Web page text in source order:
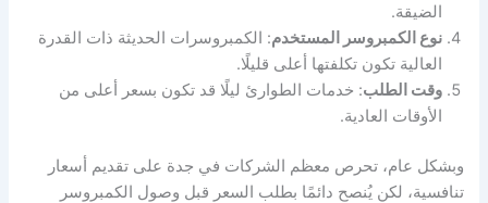
الضيقة.
نوع الكمبروسر المستخدم: الكمبروسرات الحديثة ذات القدرة
العالية تكون تكلفتها أعلى قليلًا.
وقت الطلب: خدمات الطوارئ ليلًا قد تكون بسعر أعلى من
الأوقات العادية.
وبشكل عام، تحرص معظم الشركات في جدة على تقديم أسعار
تنافسية، لكن يُنصح دائمًا بطلب السعر قبل وصول الكمبروسر